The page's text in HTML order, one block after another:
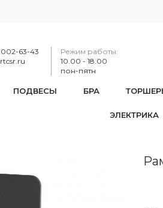
002-63-43
Режим работы:
10.00 - 18.00
пон-пятн
ПОДВЕСЫ БРА
ЭЛЕКТРИКА